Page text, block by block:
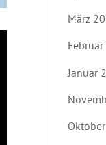
März
Januar